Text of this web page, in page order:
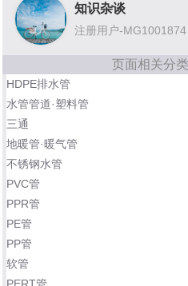
知识杂谈
注册用户-MG1001874
页面相关分类
HDPE排水管
水管管道·塑料管
三通
地暖管·暖气管
不锈钢水管
PVC管
PPR管
PE管
PP管
软管
PERT管